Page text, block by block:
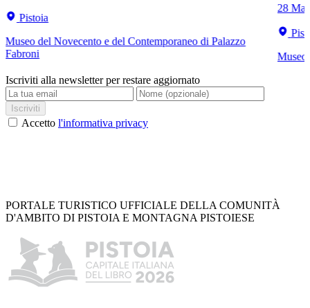
Pistoia
Museo del Novecento e del Contemporaneo di Palazzo
Fabroni
28
Museo
Iscriviti alla newsletter per restare aggiornato
Iscriviti
Accetto l'informativa privacy
PORTALE TURISTICO UFFICIALE DELLA COMUNITÀ
D'AMBITO DI PISTOIA E MONTAGNA PISTOIESE